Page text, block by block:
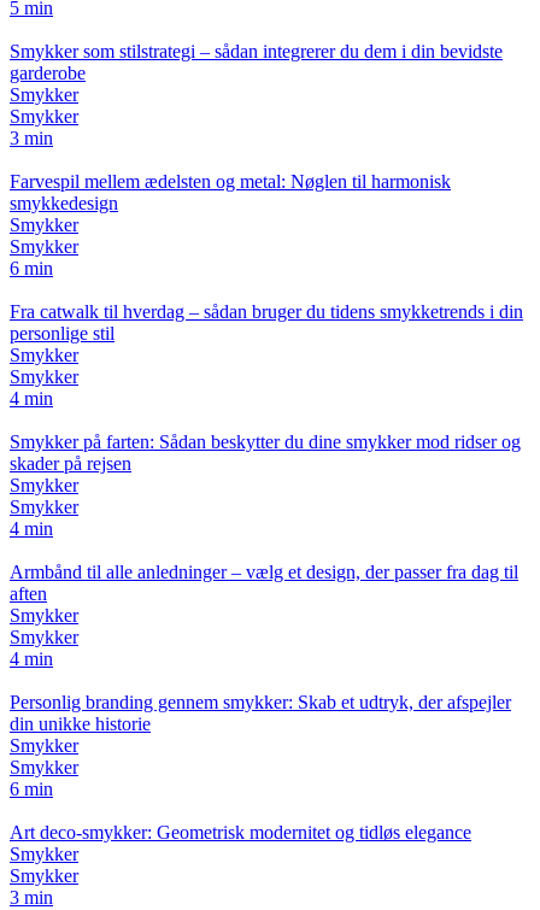
5 min
Smykker som stilstrategi – sådan integrerer du dem i din bevidste
garderobe
Smykker
Smykker
3 min
Farvespil mellem ædelsten og metal: Nøglen til harmonisk
smykkedesign
Smykker
Smykker
6 min
Fra catwalk til hverdag – sådan bruger du tidens smykketrends i din
personlige stil
Smykker
Smykker
4 min
Smykker på farten: Sådan beskytter du dine smykker mod ridser og
skader på rejsen
Smykker
Smykker
4 min
Armbånd til alle anledninger – vælg et design, der passer fra dag til
aften
Smykker
Smykker
4 min
Personlig branding gennem smykker: Skab et udtryk, der afspejler
din unikke historie
Smykker
Smykker
6 min
Art deco-smykker: Geometrisk modernitet og tidløs elegance
Smykker
Smykker
3 min